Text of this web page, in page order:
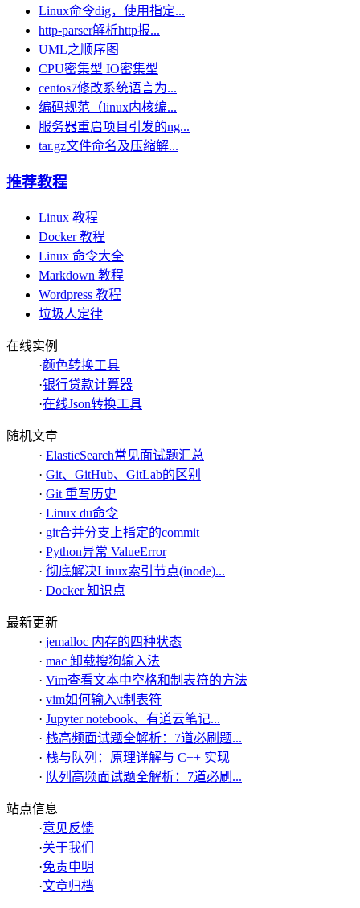
Linux命令dig，使用指定...
http-parser解析http报...
UML之顺序图
CPU密集型 IO密集型
centos7修改系统语言为...
编码规范（linux内核编...
服务器重启项目引发的ng...
tar.gz文件命名及压缩解...
推荐教程
Linux 教程
Docker 教程
Linux 命令大全
Markdown 教程
Wordpress 教程
垃圾人定律
在线实例
·颜色转换工具
·银行贷款计算器
·在线Json转换工具
随机文章
· ElasticSearch常见面试题汇总
· Git、GitHub、GitLab的区别
· Git 重写历史
· Linux du命令
· git合并分支上指定的commit
· Python异常 ValueError
· 彻底解决Linux索引节点(inode)...
· Docker 知识点
最新更新
· jemalloc 内存的四种状态
· mac 卸载搜狗输入法
· Vim查看文本中空格和制表符的方法
· vim如何输入\t制表符
· Jupyter notebook、有道云笔记...
· 栈高频面试题全解析：7道必刷题...
· 栈与队列：原理详解与 C++ 实现
· 队列高频面试题全解析：7道必刷...
站点信息
·意见反馈
·关于我们
·免责申明
·文章归档